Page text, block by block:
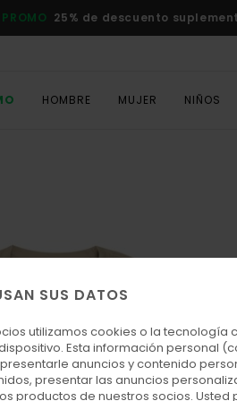
PROMO 25% de descuento
HOMBRE MUJER NIÑOS
SUS DATOS
utilizamos cookies o la
Esta información personal
anuncios y contenido
presentar las anuncios
productos de nuestros socios.